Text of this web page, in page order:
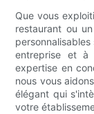
Que vous
restaurant ou
entreprise et à
expertise en
nous vous
élégant qui
votre